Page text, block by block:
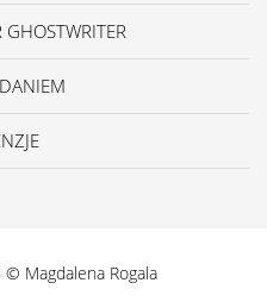
Magdalena Rogala